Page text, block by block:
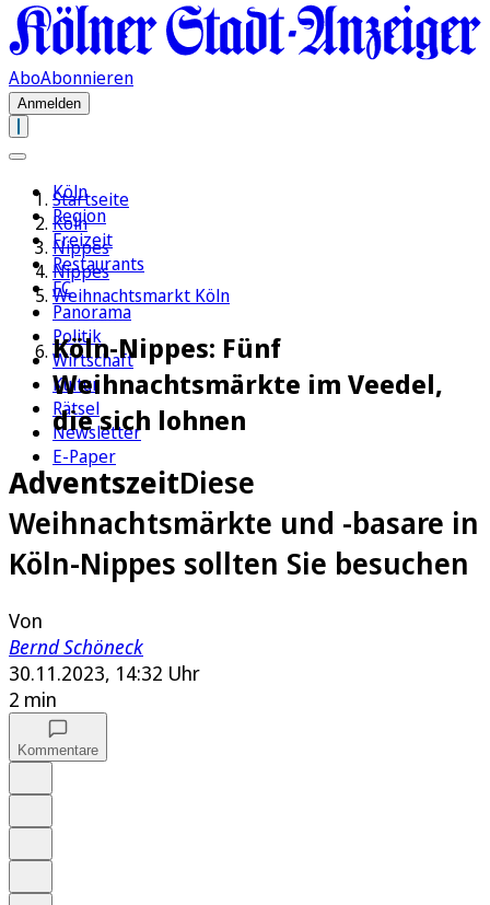
AboAbonnieren
Anmelden
Köln
Region
Freizeit
Restaurants
FC
Panorama
Politik
Wirtschaft
Kultur
Rätsel
Newsletter
E-Paper
Startseite
Köln
Nippes
Nippes
Weihnachtsmarkt Köln
Köln-Nippes: Fünf
Weihnachtsmärkte im Veedel,
die sich lohnen
AdventszeitDiese
Weihnachtsmärkte und -basare in
Köln-Nippes sollten Sie besuchen
Von
Bernd Schöneck
30.11.2023, 14:32 Uhr
2 min
Kommentare